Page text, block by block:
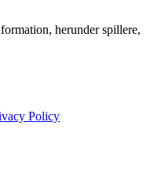
herunder spillere,
Policy